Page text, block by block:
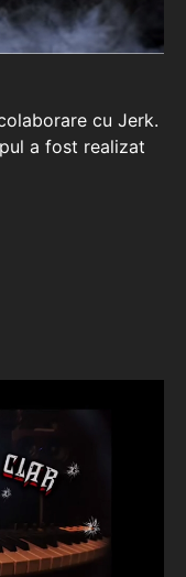
cu Jerk.
a fost realizat